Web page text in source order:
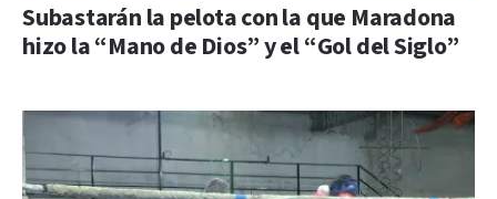
Subastarán la pelota con la que Maradona
hizo la “Mano de Dios” y el “Gol del Siglo”